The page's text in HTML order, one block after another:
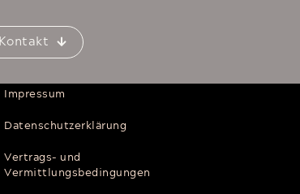
Kontakt
Rechtliches
Impressum
Datenschutzerklärung
Vertrags- und
Vermittlungsbedingungen